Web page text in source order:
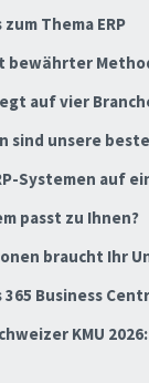
Thema ERP
bewährter
auf vier
sind unsere
Systemen auf
passt zu Ihnen?
braucht Ihr
365 Business
KMU